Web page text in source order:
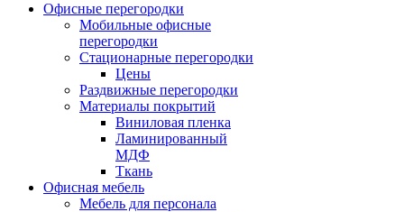
Офисные перегородки
Мобильные офисные
перегородки
Стационарные перегородки
Цены
Раздвижные перегородки
Материалы покрытий
Виниловая пленка
Ламинированный
МДФ
Ткань
Офисная мебель
Мебель для персонала